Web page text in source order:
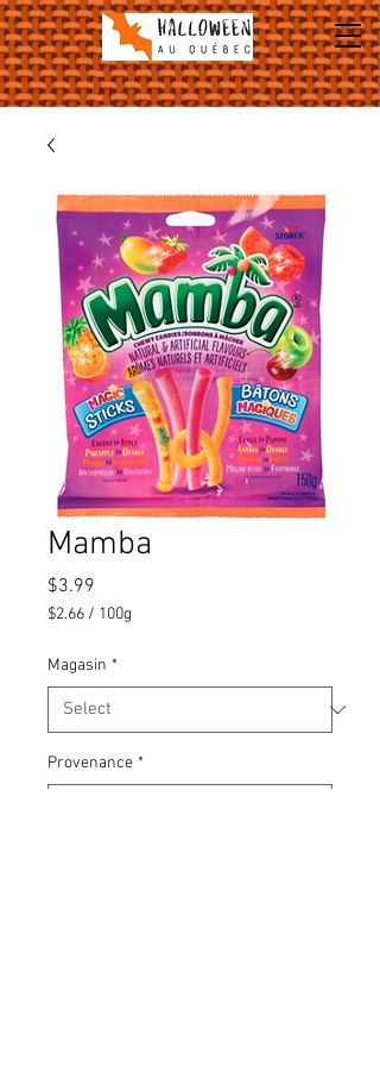
Mamba
$3.99
$2.66 / 100g
per
100
Grams
Magasin *
Provenance *